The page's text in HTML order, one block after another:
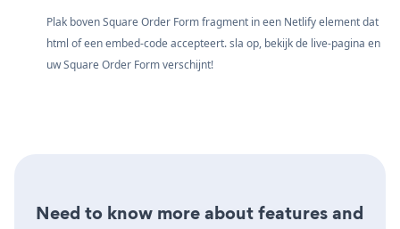
Plak boven Square Order Form fragment in een Netlify element dat
html of een embed-code accepteert. sla op, bekijk de live-pagina en
uw Square Order Form verschijnt!
Need to know more about features and